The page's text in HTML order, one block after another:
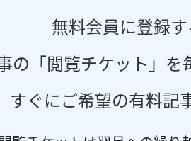
無料会員に登録
の「閲覧チケット」
すぐにご希望の有料記